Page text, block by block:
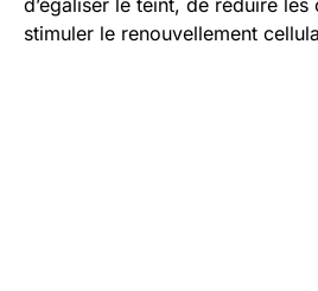
d’égaliser le teint, de réduire
stimuler le renouvellement